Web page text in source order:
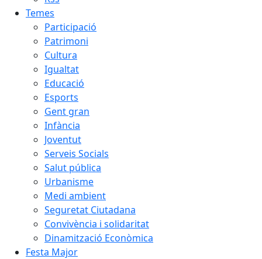
Temes
Participació
Patrimoni
Cultura
Igualtat
Educació
Esports
Gent gran
Infància
Joventut
Serveis Socials
Salut pública
Urbanisme
Medi ambient
Seguretat Ciutadana
Convivència i solidaritat
Dinamització Econòmica
Festa Major